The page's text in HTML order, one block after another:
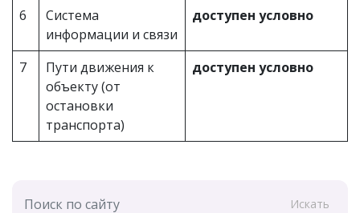
6
Система
информации и связи
доступен условно
7
Пути движения к
объекту (от
остановки
транспорта)
доступен условно
Искать